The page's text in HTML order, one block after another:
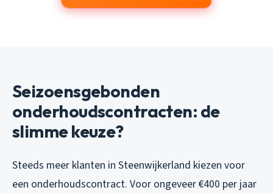
Seizoensgebonden
onderhoudscontracten: de
slimme keuze?
Steeds meer klanten in Steenwijkerland kiezen voor
een onderhoudscontract. Voor ongeveer €400 per jaar